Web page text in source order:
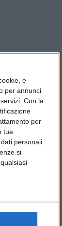
e
per annunci
Con la
per
tue
personali
si